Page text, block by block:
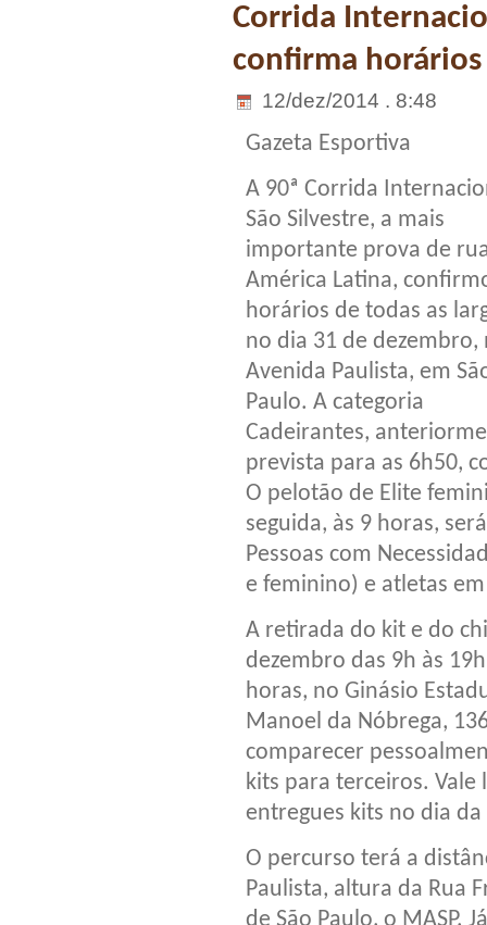
Corrida
confirma horários
12/dez/2014 . 8:48
Gazeta Esportiva
A 90ª Corrida
São Silvestre, a mais
importante prova de
América Latina,
horários de todas as
no dia 31 de dezembro,
Avenida Paulista, em
Paulo. A categoria
Cadeirantes,
prevista para as 6h50,
O pelotão de Elite
seguida, às 9 horas,
Pessoas com
e feminino) e atletas
A retirada do kit e do
dezembro das 9h às
horas, no Ginásio
Manoel da Nóbrega,
comparecer
kits para terceiros.
entregues kits no dia
O percurso terá a
Paulista, altura da Rua
de São Paulo, o MASP.